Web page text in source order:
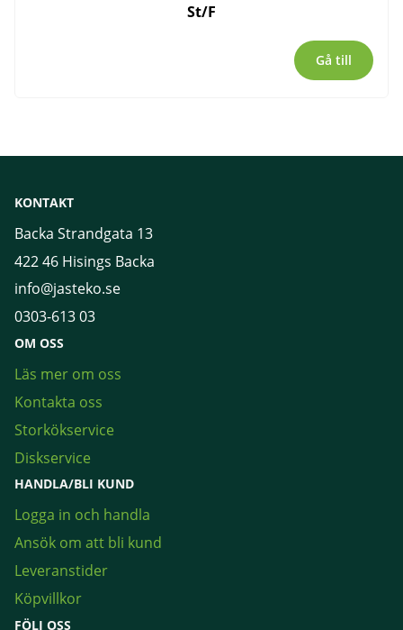
St/F
Gå till
KONTAKT
Backa Strandgata 13
422 46 Hisings Backa
info@jasteko.se
0303-613 03
OM OSS
Läs mer om oss
Kontakta oss
Storkökservice
Diskservice
HANDLA/BLI KUND
Logga in och handla
Ansök om att bli kund
Leveranstider
Köpvillkor
FÖLJ OSS